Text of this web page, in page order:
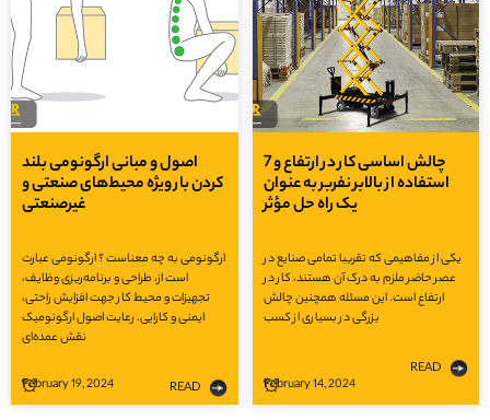
اصول و مبانی ارگونومی بلند
کردن بار ویژه محیط‌های صنعتی و
غیرصنعتی
ارگونومی به چه معناست ؟ ارگونومی عبارت
است از، طراحی و برنامه‌ریزی وظایف،
تجهیزات و محیط کار جهت افزایش راحتی،
ایمنی و کارایی. رعایت اصول ارگونومیک
نقش عمده‌ای
READ
February 19, 2024
7 چالش‌ اساسی کار در ارتفاع و
استفاده از بالابر نفربر به عنوان
یک راه حل مؤثر
یکی از مفاهیمی که تقریبا تمامی صنایع در
عصر حاضر ملزم به درک آن هستند، کار در
ارتفاع است. این مسئله همچنین چالش
بزرگی در بسیاری از کسب
READ
February 14, 2024